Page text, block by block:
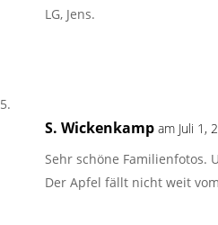
LG, Jens.
S. Wickenkamp am Juli 1,
Sehr schöne Familienfotos.
Der Apfel fällt nicht weit